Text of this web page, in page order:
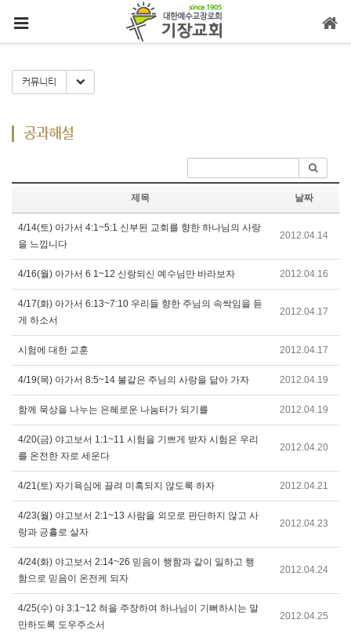
커뮤니티 Toggle Dropdown
공과해설
제목 날짜
4/14(토) 아가서 4:1~5:1 신부된 교회를 향한 하나님의 사랑
을 느낍니다
2012.04.14
4/16(월) 아가서 6 1~12 신랑되신 예수님만 바라보자 2012.04.16
4/17(화) 아가서 6:13~7:10 우리들 향한 주님의 속싹임을 듣
게 하소서
2012.04.17
시험에 대한 교훈 2012.04.17
4/19(목) 아가서 8:5~14 불같은 주님의 사랑을 닮아 가자 2012.04.19
함께 묵상을 나누는 은혜로운 나눔터가 되기를 2012.04.19
4/20(금) 야고보서 1:1~11 시험을 기쁘게 받자 시험은 우리
를 온전한 자로 세운다
2012.04.20
4/21(토) 자기욕심에 끌려 미혹되지 않도록 하자 2012.04.21
4/23(월) 야고보서 2:1~13 사람을 외모로 판단하지 않고 사
랑과 긍휼로 살자
2012.04.23
4/24(화) 야고보서 2:14~26 믿음이 행함과 같이 일하고 행
함으로 믿음이 온전케 되자
2012.04.24
4/25(수) 야 3:1~12 혀을 주장하여 하나님이 기뻐하시는 말
만하도록 도우주소서
2012.04.25